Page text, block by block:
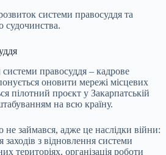
системи правосуддя та
судочинства.
правосуддя – кадрове
оновити мережі місцевих
пілотний проєкт у Закарпатській
на всю країну.
займався, адже це наслідки війни:
з відновлення системи
територіях, організація роботи